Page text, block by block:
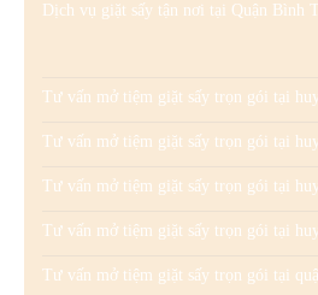
Dịch vụ giặt sấy tận nơi tại Quận Bình
Tư vấn mở tiệm giặt sấy trọn gói tại
Tư vấn mở tiệm giặt sấy trọn gói tại
Tư vấn mở tiệm giặt sấy trọn gói tại
Tư vấn mở tiệm giặt sấy trọn gói tại
Tư vấn mở tiệm giặt sấy trọn gói tại